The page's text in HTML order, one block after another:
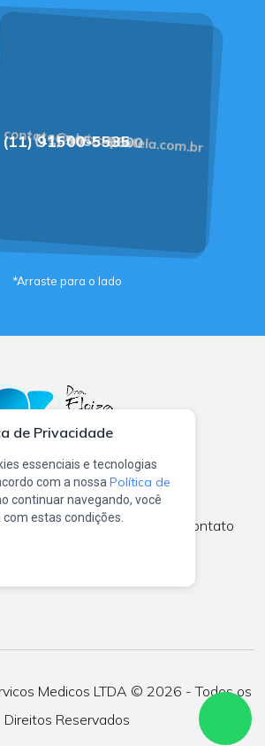
(11) 91500-5535
(11) 5055-9600
contato@eloizaquintela.com.br
*Arraste para o lado
Atendimento
Contato
Medicos LTDA © 2026 - Todos os
Direitos Reservados
de Privacidade
essenciais e tecnologias
com a nossa Política de
continuar navegando, você
estas condições.